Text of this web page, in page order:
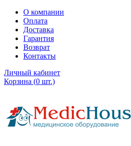
О компании
Оплата
Доставка
Гарантия
Возврат
Контакты
Личный кабинет
Корзина (0 шт.)